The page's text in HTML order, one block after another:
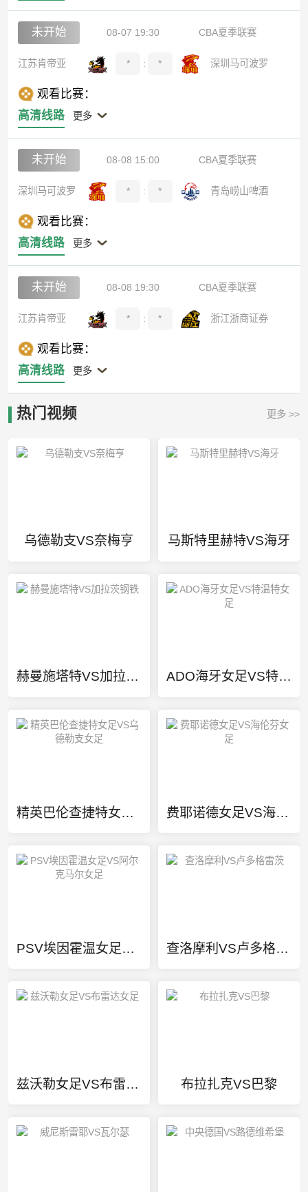
未开始 08-07 19:30 CBA夏季联赛
江苏肯帝亚 * : * 深圳马可波罗
观看比赛：
高清线路
更多
未开始 08-08 15:00 CBA夏季联赛
深圳马可波罗 * : * 青岛崂山啤酒
观看比赛：
高清线路
更多
未开始 08-08 19:30 CBA夏季联赛
江苏肯帝亚 * : * 浙江浙商证券
观看比赛：
高清线路
更多
热门视频 更多 >>
乌德勒支VS奈梅亨 马斯特里赫特VS海牙
赫曼施塔特VS加拉茨钢铁 ADO海牙女足VS特温特女足
精英巴伦查捷特女足VS乌德勒支女足 费耶诺德女足VS海伦芬女足
PSV埃因霍温女足VS阿尔克马尔女足 查洛摩利VS卢多格雷茨
兹沃勒女足VS布雷达女足 布拉扎克VS巴黎